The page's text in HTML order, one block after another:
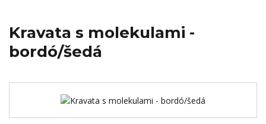
Kravata s molekulami -
bordó/šedá